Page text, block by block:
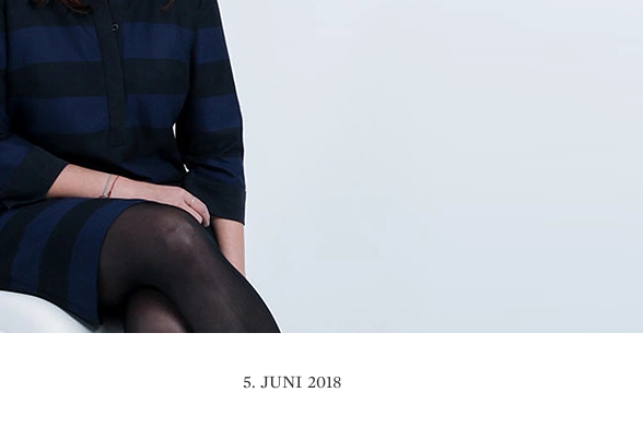
5. JUNI 2018